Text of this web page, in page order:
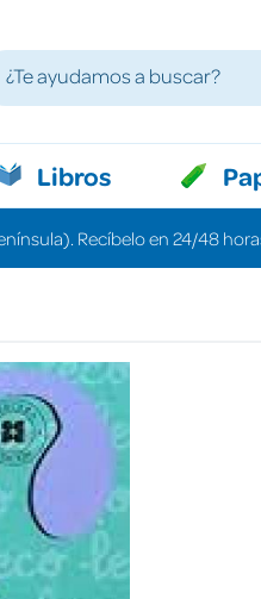
Libros
Recíbelo en 24/48